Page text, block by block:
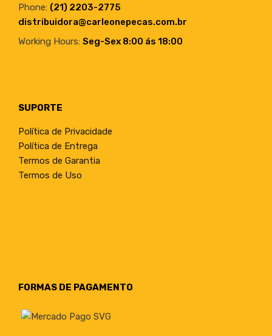
Phone: (21) 2203-2775
distribuidora@carleonepecas.com.br
Working Hours: Seg-Sex 8:00 ás 18:00
SUPORTE
Política de Privacidade
Política de Entrega
Termos de Garantia
Termos de Uso
FORMAS DE PAGAMENTO